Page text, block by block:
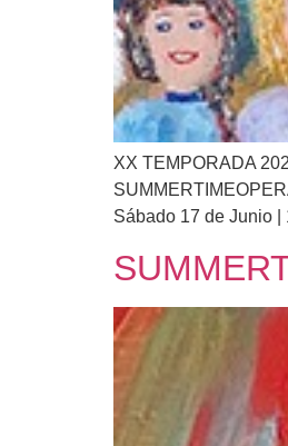
XX TEMPORADA
Sábado 17 de Junio